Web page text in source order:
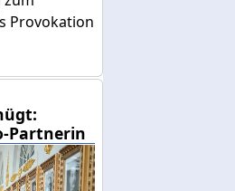
Provokation
Partnerin